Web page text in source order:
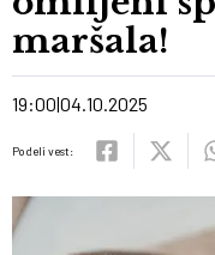
maršala!
19:00 04.10.2025
Podeli vest: